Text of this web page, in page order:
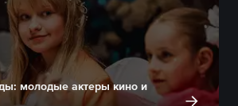
молодые актеры кино и